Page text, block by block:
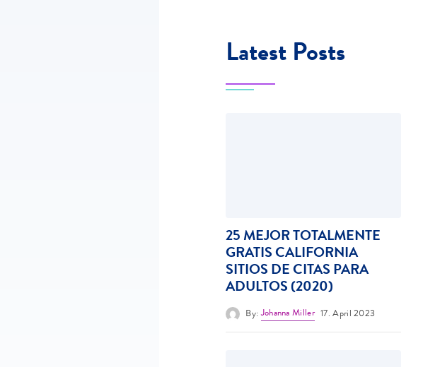
Latest Posts
25 MEJOR TOTALMENTE
GRATIS CALIFORNIA
SITIOS DE CITAS PARA
ADULTOS (2020)
By:Johanna Miller 17. April 2023